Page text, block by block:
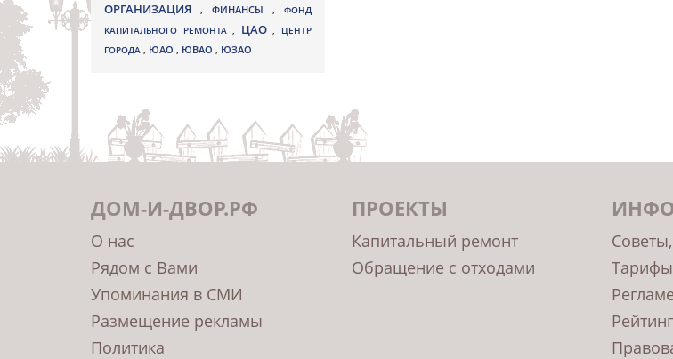
ОРГАНИЗАЦИЯ
, ФИНАНСЫ , ФОНД
КАПИТАЛЬНОГО РЕМОНТА , ЦАО ,
ЦЕНТР
ГОРОДА , ЮАО , ЮВАО , ЮЗАО
ДОМ-И-ДВОР.РФ
О нас
Рядом с Вами
Упоминания в СМИ
Размещение рекламы
Политика
ПРОЕКТЫ
Капитальный ремонт
Обращение с отходами